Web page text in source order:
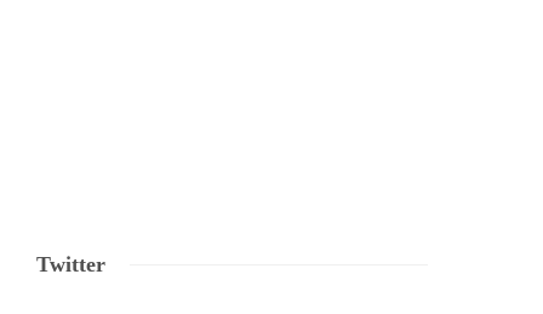
Twitter